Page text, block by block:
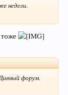
недели.
форум.